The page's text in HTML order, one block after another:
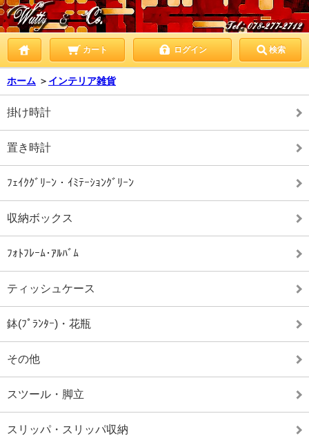
カート ログイン 検索
ホーム ＞ インテリア雑貨
掛け時計
置き時計
ﾌｪｲｸｸﾞﾘｰﾝ・ｲﾐﾃｰｼｮﾝｸﾞﾘｰﾝ
収納ボックス
ﾌｫﾄﾌﾚｰﾑ･ｱﾙﾊﾞﾑ
ティッシュケース
鉢(ﾌﾟﾗﾝﾀｰ)・花瓶
その他
スツール・脚立
スリッパ・スリッパ収納